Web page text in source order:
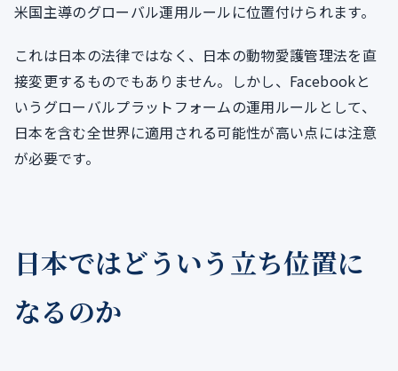
米国主導のグローバル運用ルールに位置付けられます。
これは日本の法律ではなく、日本の動物愛護管理法を直
接変更するものでもありません。しかし、Facebookと
いうグローバルプラットフォームの運用ルールとして、
日本を含む全世界に適用される可能性が高い点には注意
が必要です。
日本ではどういう立ち位置に
なるのか